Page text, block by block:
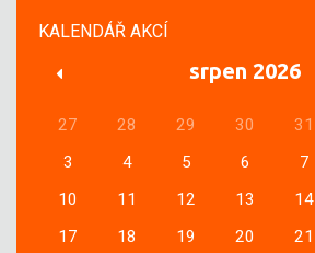
KALENDÁŘ AKCÍ
srpen 2026
27 28 29 30 31
3
4 5 6 7
10
11 12 13 14
17
18 19 20 21